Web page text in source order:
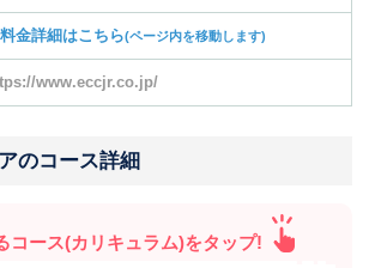
金詳細はこちら(ページ内を移動します)
www.eccjr.co.jp/
のコース詳細
コース(カリキュラム)をタップ!